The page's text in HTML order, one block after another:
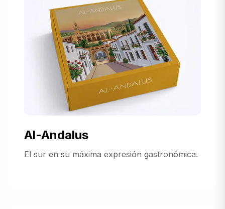
Al-Andalus
El sur en su máxima expresión gastronómica.